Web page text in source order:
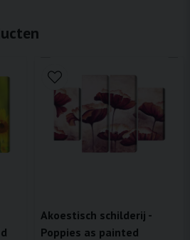
Akoestisch schilderij -
Poppies as painted